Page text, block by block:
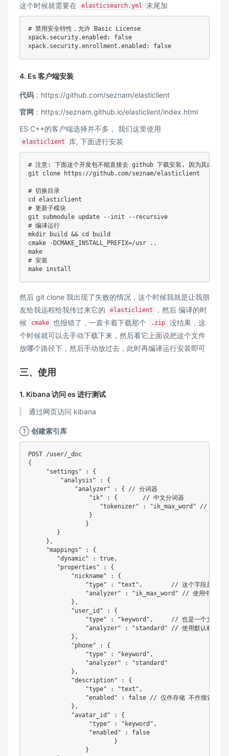
这个时候就需要在 elasticsearch.yml 末尾加
# 禁用安全特性，允许 Basic License
xpack.security.enabled: false
xpack.security.enrollment.enabled: false
4. Es 客户端安装
代码 ：https://github.com/seznam/elasticlient
官网 ：https://seznam.github.io/elasticlient/index.html
ES C++的客户端选择并不多， 我们这里使用
elasticlient 库, 下面进行安装
# 注意: 下面这个开发包不能直接去 github 下载安装, 因为其内部的
git clone https://github.com/seznam/elasticlient
# 切换目录
cd
# 更新子模块
git
# 编译运行
mkdir build && cd
build
cmake -DCMAKE_INSTALL_PREFIX=/usr
..
make
# 安装
make install
然后 git clone 我出现了失败的情况，这个时候我就是让我朋
友给我远程给我传过来它的
elasticlient
，然后 编译的时
候
cmake 也报错了，一直卡着下载那个 .zip
没结果，这
个时候就可以去手动下载下来，然后看它上面说把这个文件
放哪个路径下，然后手动放过去，此时再编译运行安装即可
三、使用
1. Kibana 访问 es 进行测试
通过网页访问 kibana
①创建索引库
POST /user/
{
"settings"
:
{
"analysis"
:
{
"analyzer"
: {
// 分词器
"ik"
: {
// 中文分词器
"tokenizer"
: "ik_max_word"
// 分词粒
}
}
}
} ,
"mappings"
:
{
"dynamic"
: true,
"properties"
:
{
"nickname"
:
{
"type"
: "text" ,
// 这个字段是一个
"analyzer"
: "ik_max_word"
// 使用中文分
} ,
"user_id"
:
{
"type"
: "keyword" ,
// 也是一个文本类
"analyzer"
: "standard"
// 使用默认标准分
} ,
"phone"
:
{
"type"
: "keyword" ,
"analyzer"
:
"standard"
} ,
"description"
:
{
"type"
: "text" ,
"enabled"
: false // 仅作存储 不作搜索
} ,
"avatar_id"
:
{
"type"
: "keyword" ,
"enabled"
:
false
}
}